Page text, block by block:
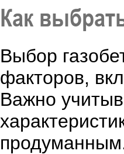
Как
Выбор
факторов,
Важно